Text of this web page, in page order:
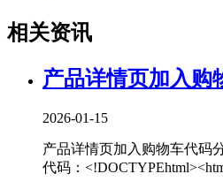
相关资讯
产品详情页加入购
2026-01-15
产品详情页加入购物车代码
代码：